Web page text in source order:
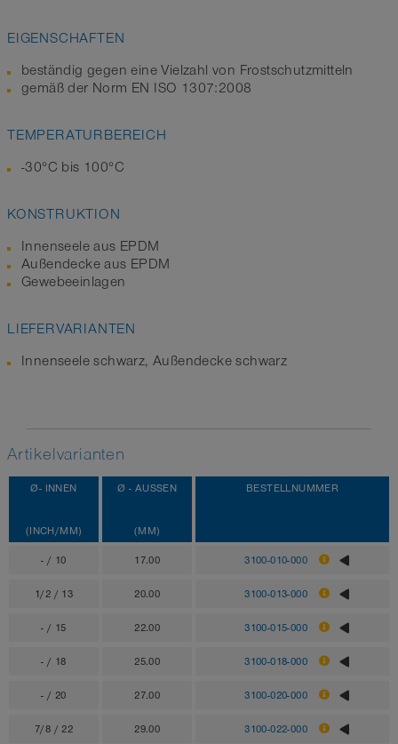
EIGENSCHAFTEN
beständig gegen eine Vielzahl von Frostschutzmitteln
gemäß der Norm EN ISO 1307:2008
TEMPERATURBEREICH
-30°C bis 100°C
KONSTRUKTION
Innenseele aus EPDM
Außendecke aus EPDM
Gewebeeinlagen
LIEFERVARIANTEN
Innenseele schwarz, Außendecke schwarz
Artikelvarianten
Ø- INNEN
(INCH/MM)
Ø - AUSSEN
(MM)
BESTELLNUMMER
- / 10 17.00 3100-010-000
1/2 / 13 20.00 3100-013-000
- / 15 22.00 3100-015-000
- / 18 25.00 3100-018-000
- / 20 27.00 3100-020-000
7/8 / 22 29.00 3100-022-000